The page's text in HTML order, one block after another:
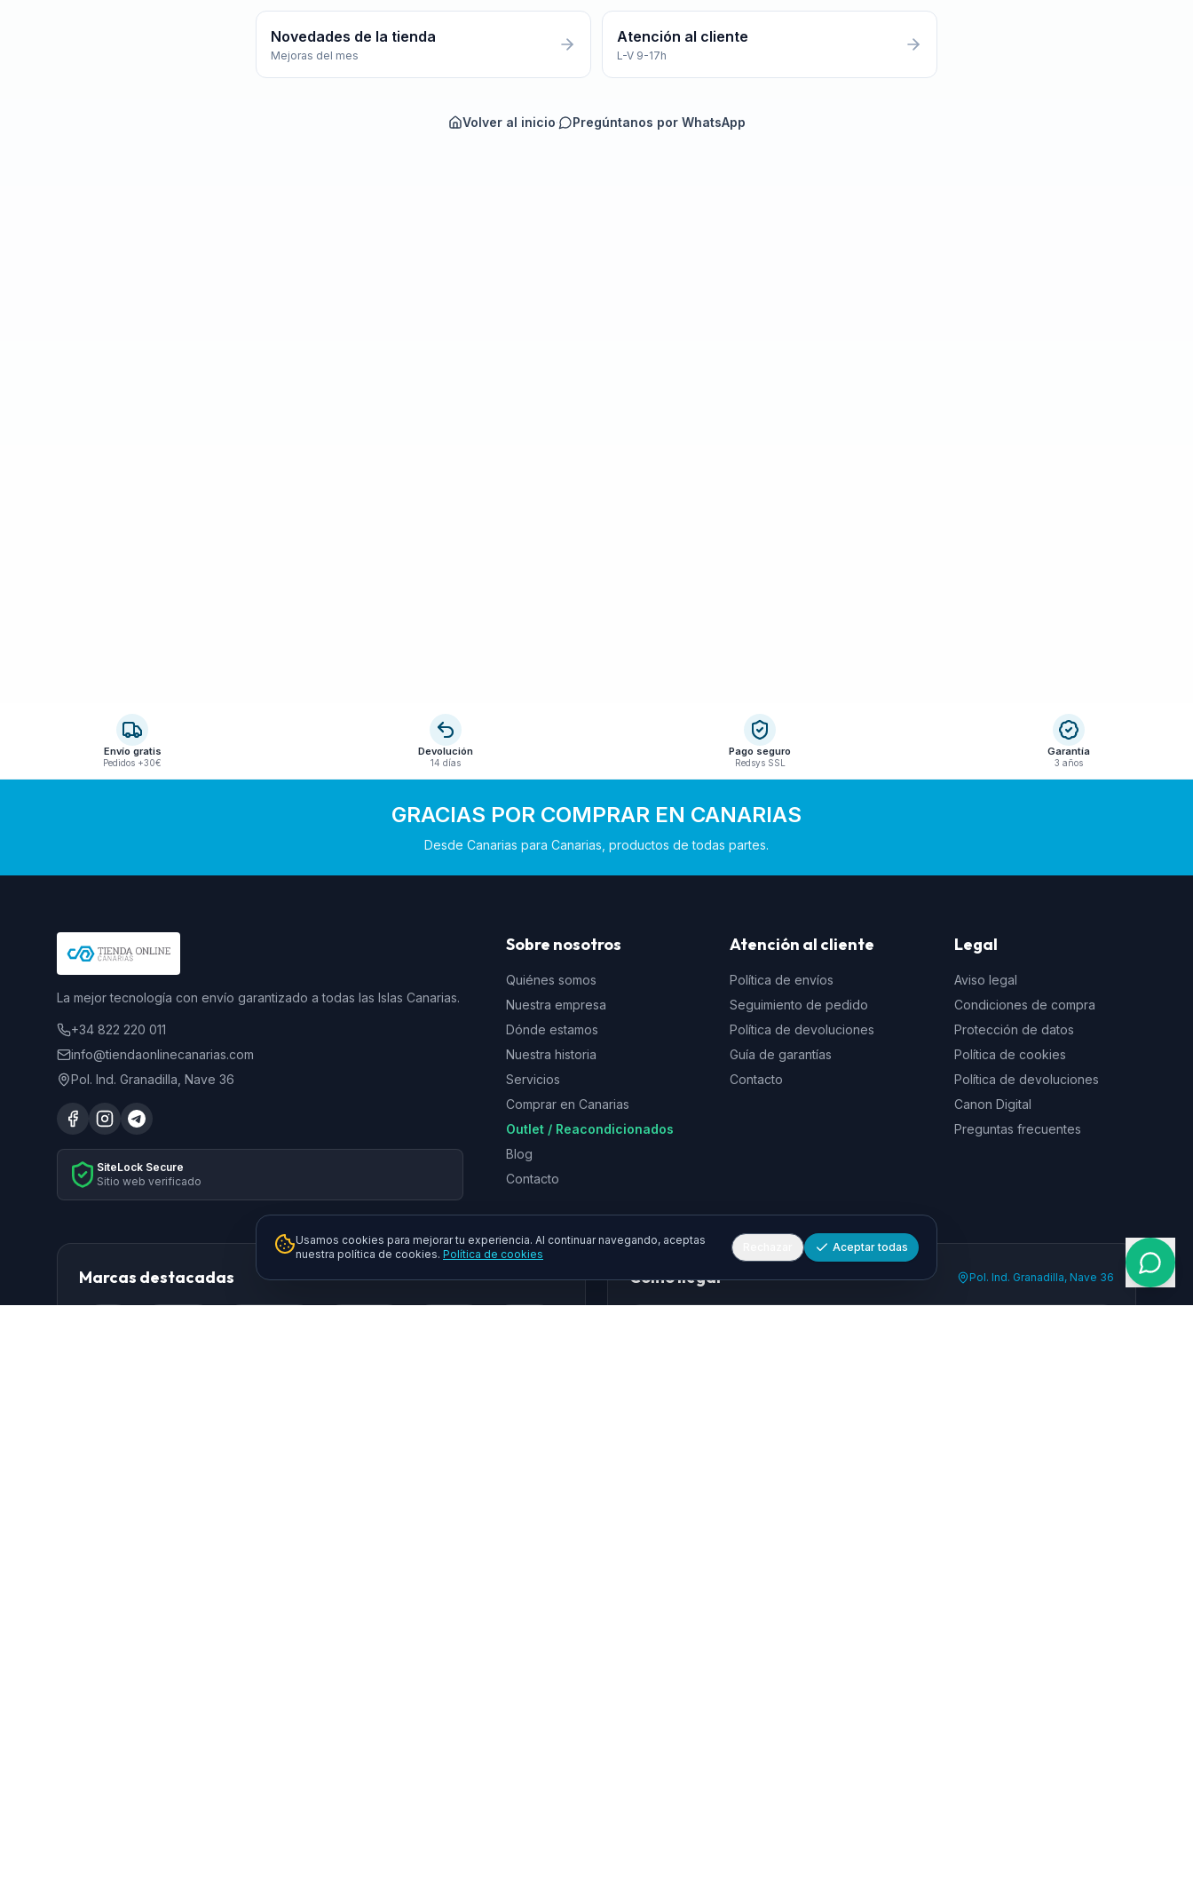
Novedades de la tienda
Mejoras del mes
Atención al cliente
L-V 9-17h
Volver al inicio· Pregúntanos por WhatsApp
Envío gratis
Pedidos +30€
Devolución
14 días
Pago seguro
Redsys SSL
Garantía
3 años
GRACIAS POR COMPRAR EN CANARIAS
Desde Canarias para Canarias, productos de todas partes.
La mejor tecnología con envío garantizado a todas las Islas Canarias.
+34 822 220 011
info@tiendaonlinecanarias.com
Pol. Ind. Granadilla, Nave 36
SiteLock Secure
Sitio web verificado
Sobre nosotros
Quiénes somos
Nuestra empresa
Dónde estamos
Nuestra historia
Servicios
Comprar en Canarias
Outlet / Reacondicionados
Blog
Contacto
Atención al cliente
Política de envíos
Seguimiento de pedido
Política de devoluciones
Guía de garantías
Contacto
Legal
Aviso legal
Condiciones de compra
Protección de datos
Política de cookies
Política de devoluciones
Canon Digital
Preguntas frecuentes
Marcas destacadas Cómo llegar Pol. Ind. Granadilla, Nave 36
Usamos cookies para mejorar tu experiencia. Al continuar navegando, aceptas
nuestra política de cookies. Política de cookies
Aceptar todas